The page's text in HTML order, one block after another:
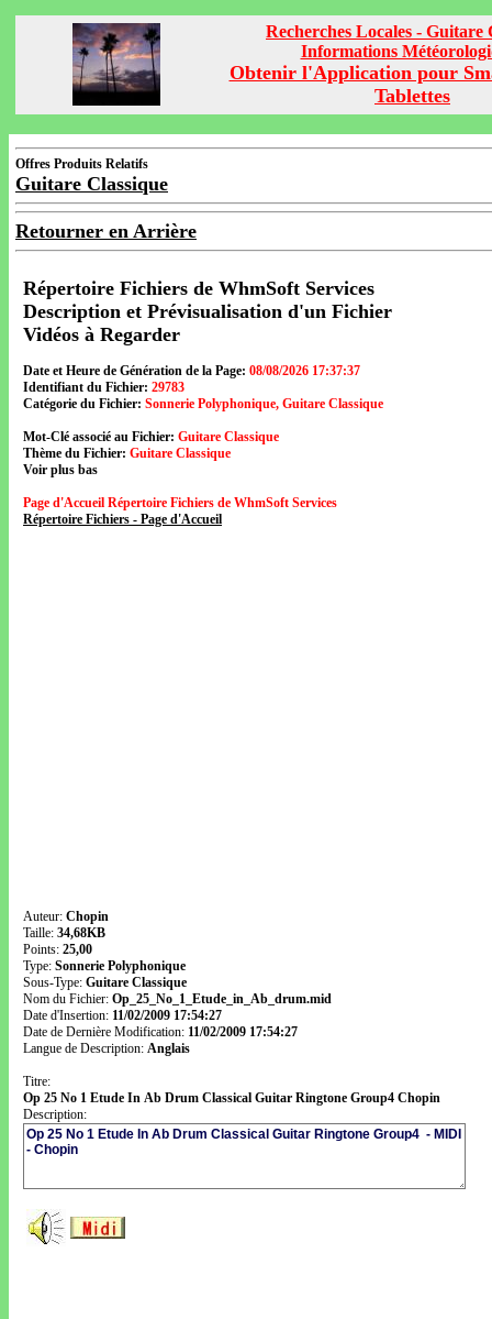
Recherches Locales - Guitare
Informations
Obtenir l'Application pour
Tablettes
Offres Produits Relatifs
Guitare Classique
Retourner en Arrière
Répertoire Fichiers de WhmSoft Services
Description et Prévisualisation d'un Fichier
Vidéos à Regarder
Date et Heure de Génération de la Page: 08/08/2026 17:37:37
Identifiant du Fichier: 29783
Catégorie du Fichier: Sonnerie Polyphonique, Guitare Classique
Mot-Clé associé au Fichier: Guitare Classique
Thème du Fichier: Guitare Classique
Voir plus bas
Page d'Accueil Répertoire Fichiers de WhmSoft Services
Répertoire Fichiers - Page d'Accueil
Auteur: Chopin
Taille: 34,68KB
Points: 25,00
Type: Sonnerie Polyphonique
Sous-Type: Guitare Classique
Nom du Fichier: Op_25_No_1_Etude_in_Ab_drum.mid
Date d'Insertion: 11/02/2009 17:54:27
Date de Dernière Modification: 11/02/2009 17:54:27
Langue de Description: Anglais
Titre:
Op 25 No 1 Etude In Ab Drum Classical Guitar Ringtone Group4 Chopin
Description: